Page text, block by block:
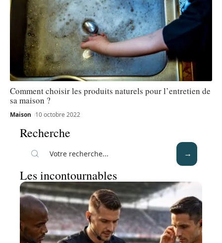
Comment choisir les produits naturels pour l’entretien de
sa maison ?
Maison 10 octobre 2022
Recherche
Les incontournables